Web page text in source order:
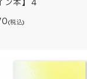
ン本】４
(税込)